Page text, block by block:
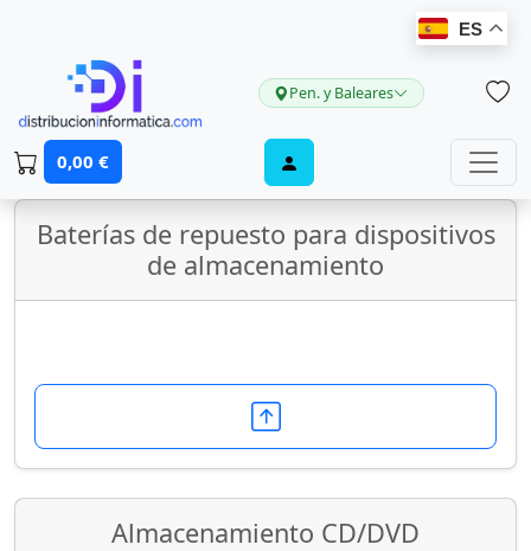
ES
Pen. y Baleares
0,00 €Almacenamiento
Baterías de repuesto para dispositivos
de almacenamiento
Almacenamiento CD/DVD